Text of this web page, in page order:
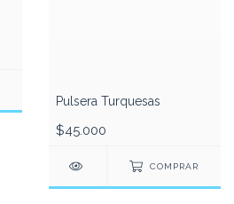
Pulsera Turquesas
$45.000
COMPRAR